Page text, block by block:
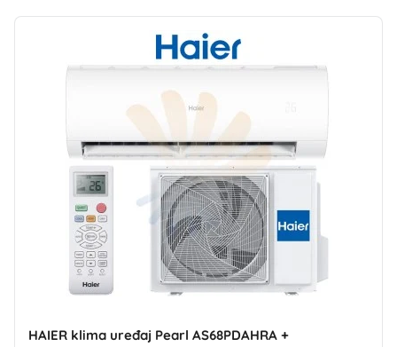
HAIER klima uređaj Pearl AS68PDAHRA +